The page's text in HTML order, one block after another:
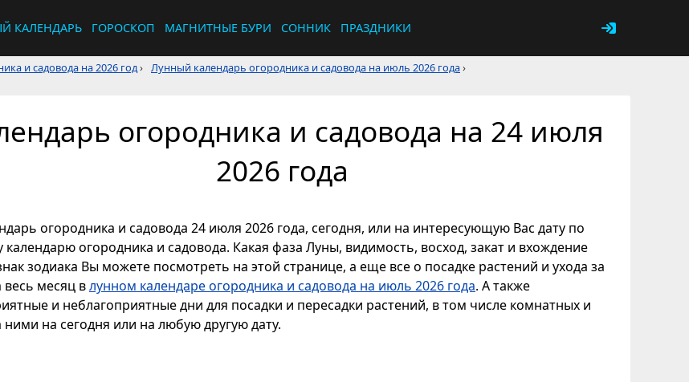
КАЛЕНДАРЬ ГОРОСКОП МАГНИТНЫЕ БУРИ СОННИК ПРАЗДНИКИ
и садовода на 2026 год› Лунный календарь огородника и садовода на июль 2026 года›
огородника и садовода на 24 июля
2026 года
огородника и садовода 24 июля 2026 года, сегодня, или на интересующую Вас дату по
календарю огородника и садовода. Какая фаза Луны, видимость, восход, закат и вхождение
зодиака Вы можете посмотреть на этой странице, а еще все о посадке растений и ухода за
месяц влунном календаре огородника и садовода на июль 2026 года. А также
и неблагоприятные дни для посадки и пересадки растений, в том числе комнатных и
ними на сегодня или на любую другую дату.